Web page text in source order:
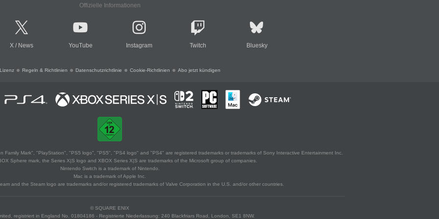
Offizielle Informationen
X / News YouTube Instagram Twitch Bluesky
Regeln & Richtlinien Datenschutzrichtlinie Cookie-Richtlinien Abo jetzt kündigen
Mark", "PlayStation", "PS5 logo", "PS5", "PS4 logo" and "PS4" are registered trademarks or trademarks of Sony Interactive Entertainment Inc.
Sphere mark, the Series X|S logo and XBOX Series X|S are trademarks of the Microsoft group of companies.
Nintendo Switch is a trademark of Nintendo.
Mac is a trademark of Apple Inc.
and the Steam logo are trademarks and/or registered trademarks of Valve Corporation in the U.S. and/or other countries.
© SQUARE ENIX
registriert in England No. 01804186 - Registrierte Niederlassung: 240 Blackfriars Road, London, SE1 8NW.